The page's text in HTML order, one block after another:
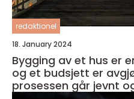
redaktionel
18. January 2024
Bygging av et hus er
og et budsjett er
prosessen går jevnt